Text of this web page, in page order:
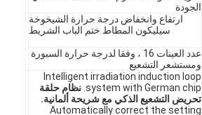
الجودة
ارتفاع وانخفاض درجة حرارة الشيخوخة
سيليكون المطاط ختم الباب الشريط
عدد العينات 16 ، وفقا لدرجة حرارة السبورة
ومستشعر التشعيع
Intelligent irradiation induction loop
system with German chip. نظام حلقة
تحريض التشعيع الذكي مع شريحة ألمانية.
Automatically correct the setting